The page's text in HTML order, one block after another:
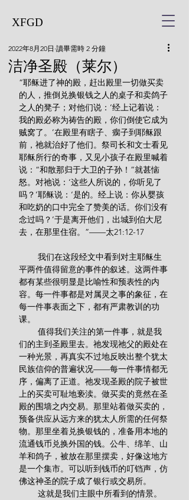
XFGD
洁净圣殿（莱尔）
2022年8月20日 讀畢需時 2 分鐘
“耶稣进了神的殿，赶出殿里一切做买卖
的人，推倒兑换银钱之人的桌子和卖鸽子
之人的凳子；对他们说：‘经上记着说：
我的殿必称为祷告的殿，你们倒使它成为
贼窝了。’在殿里有瞎子、瘸子到耶稣跟
前，祂就治好了他们。祭司长和文士看见
耶稣所行的奇事，又见小孩子在殿里喊着
说：“和散那归于大卫的子孙！”就甚恼
怒。对祂说：‘这些人所说的，你听见了
吗？’耶稣说：‘是的。经上说：你从婴孩
和吃奶的口中完全了赞美的话。你们没有
念过吗？’于是离开他们，出城到伯大尼
去，在那里住宿。”——太21:12-17
平两件值得留意的事件的叙述。这两件事
都有某些很明显是比喻性和预表性的内
容。每一件事都是对属灵之事的象征，在
每一件事表面之下，都有严肃教训的功
课。
们的主到圣殿里去。祂发现祂父的殿处在
一种光景，再真实不过地反映出整个犹太
民族信仰的普遍状况——每一件事情都无
序，偏离了正道。祂发现圣殿的院子被世
上的买卖可耻地亵渎。做买卖的竟然在圣
殿的围墙之内交易。那里站着做买卖的，
预备供应从远方来的犹太人所需的任何祭
物。那里坐着兑换银钱的，准备用本地的
流通钱币兑换外国的钱。公牛、绵羊、山
羊和鸽子，被放在那里摆卖，好像这地方
是一个集市。可以听到钱币的叮铛声，仿
佛这神圣的院子成了银行或交易所。